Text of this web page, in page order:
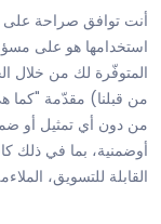
أنت توافق صراحة
استخدامها هو على
المتوفّرة لك من خلال
من قبلنا) مقدّمة "كما
من دون أي تمثيل أو
أوضمنية، بما في ذلك
القابلة للتسويق،